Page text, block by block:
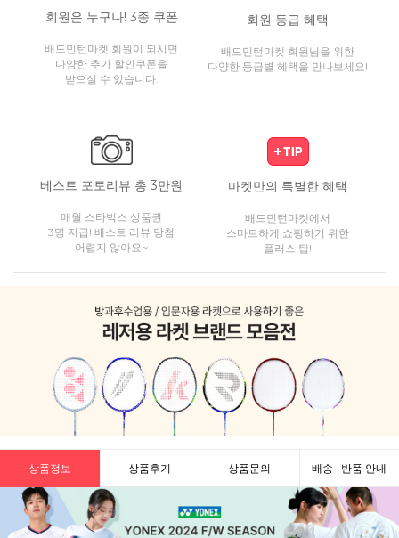
회원은 누구나! 3종 쿠폰
배드민턴마켓 회원이 되시면
다양한 추가 할인쿠폰을
받으실 수 있습니다.
회원 등급 혜택
배드민턴마켓 회원님을 위한
다양한 등급별 혜택을 만나보세요!
베스트 포토리뷰 총 3만원
매월 스타벅스 상품권
3명 지급! 베스트 리뷰 당첨
어렵지 않아요~
마켓만의 특별한 혜택
배드민턴마켓에서
스마트하게 쇼핑하기 위한
플러스 팁!
상품정보 상품후기 상품문의 배송 · 반품 안내